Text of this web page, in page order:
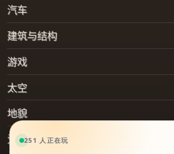
汽车
建筑与结构
游戏
太空
地貌
爱好